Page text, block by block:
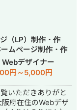
ス向けAI SaaS ・
管理Webアプリ ・
など業種を問わず
しアルゴリズムに
ケージに業務を合
業務に合わせて仕
からプロダクトモ
身が一気通貫で担
きない） 補助金を
併走可能 ■対応
（LP）制作・作
ムページ制作・作
ザイン
Webデザイナー
円～5,000円
いただきありがと
府在住のWebデザ